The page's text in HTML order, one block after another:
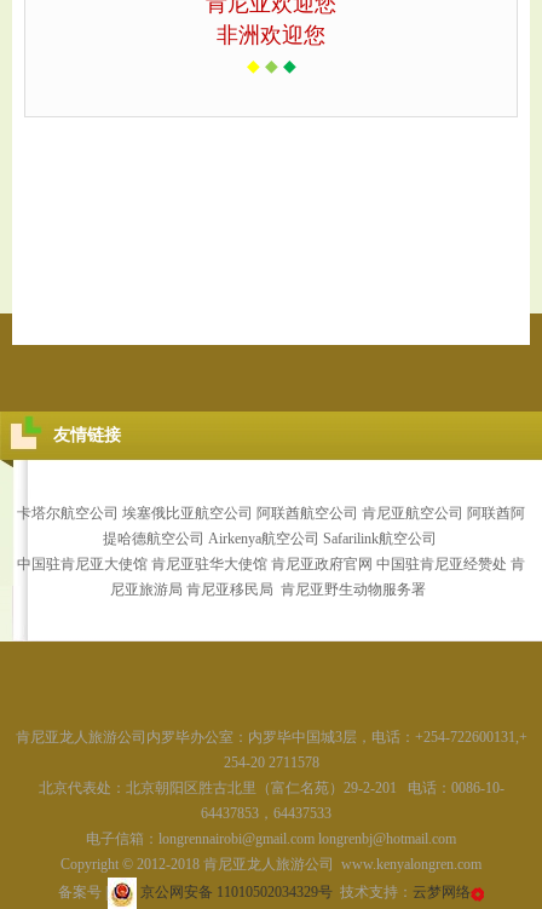
非洲欢迎您
◆ ◆ ◆
友情链接
卡塔尔航空公司 埃塞俄比亚航空公司 阿联酋航空公司 肯尼亚航空公司 阿联酋阿
提哈德航空公司 Airkenya航空公司 Safarilink航空公司
中国驻肯尼亚大使馆 肯尼亚驻华大使馆 肯尼亚政府官网 中国驻肯尼亚经赞处 肯
尼亚旅游局 肯尼亚移民局 肯尼亚野生动物服务署
肯尼亚龙人旅游公司内罗毕办公室：内罗毕中国城3层，电话：+254-722600131,+
254-20 2711578
北京代表处：北京朝阳区胜古北里（富仁名苑）29-2-201 电话：0086-10-
64437853，64437533
电子信箱： longrennairobi@gmail.com longrenbj@hotmail.com
Copyright © 2012-2018 肯尼亚龙人旅游公司 www.kenyalongren.com
备案号 |
京公网安备 11010502034329号 技术支持： 云梦网络